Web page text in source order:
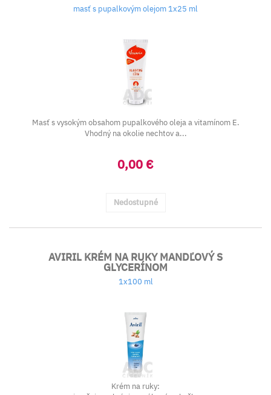
masť s pupalkovým olejom 1x25 ml
Masť s vysokým obsahom pupalkového oleja a vitamínom E.
Vhodný na okolie nechtov a...
0,00 €
Nedostupné
AVIRIL KRÉM NA RUKY MANDĽOVÝ S
GLYCERÍNOM
1x100 ml
Krém na ruky: